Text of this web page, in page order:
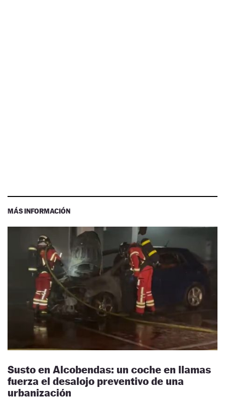
MÁS INFORMACIÓN
Susto en Alcobendas: un coche en llamas
fuerza el desalojo preventivo de una
urbanización